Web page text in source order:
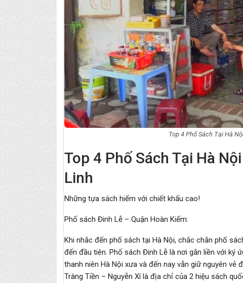
Top 4 Phố Sách Tại Hà
Top 4 Phố Sách Tại Hà
Linh
Những tựa sách hiếm với chiết khấu cao!
Phố sách Đinh Lễ – Quận Hoàn Kiếm:
Khi nhắc đến phố sách tại Hà Nội, chắc chắn phố
đến đầu tiên. Phố sách Đinh Lễ là nơi gắn liền với ký
thanh niên Hà Nội xưa và đến nay vẫn giữ nguyên
Tràng Tiền – Nguyễn Xí là địa chỉ của 2 hiệu sách